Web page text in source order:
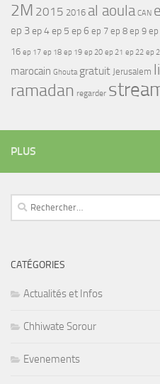
2M 2015 2016 al aoula CAN
ep 3ep 4ep 5 ep 6 ep 7 ep 8 ep 9
16 ep 17 ep 18 ep 19 ep 20 ep 21 ep 22 ep
marocain Ghouta gratuit Jerusalem
ramadan regarder
PLUS
Rechercher :
CATÉGORIES
Actualités et Infos
Chhiwate Sorour
Evenements